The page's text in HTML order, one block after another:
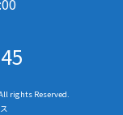
rights Reserved.